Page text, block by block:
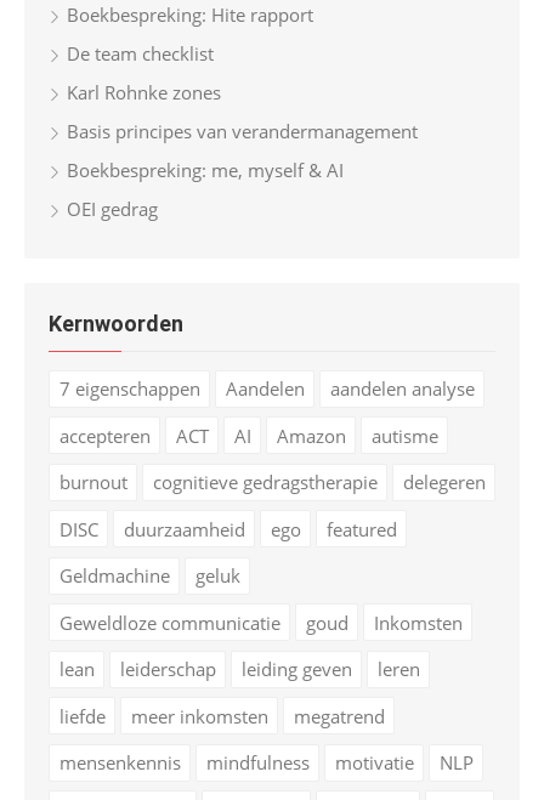
Boekbespreking: Hite rapport
De team checklist
Karl Rohnke zones
Basis principes van verandermanagement
Boekbespreking: me, myself & AI
OEI gedrag
Kernwoorden
7 eigenschappen Aandelen
aandelen analyse
accepteren
ACT AI Amazon
autisme
burnout
cognitieve gedragstherapie
delegeren
DISC
duurzaamheid ego
featured
Geldmachine
geluk
Geweldloze communicatie
goud
Inkomsten
lean
leiderschap leiding geven
leren
liefde
meer inkomsten
megatrend
mensenkennis
mindfulness motivatie
NLP